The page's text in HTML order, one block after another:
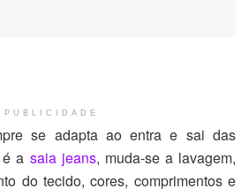
PUBLICIDADE
se adapta ao entra e sai das
a saia jeans, muda-se a lavagem,
do tecido, cores, comprimentos e